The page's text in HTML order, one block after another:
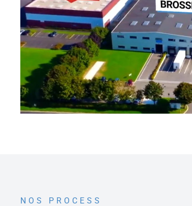
NOS PROCESS